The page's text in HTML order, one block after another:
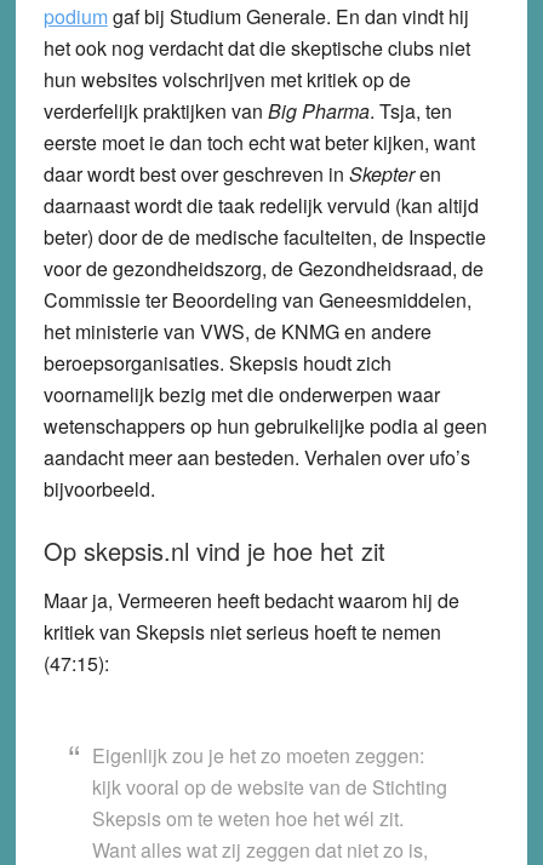
podiumgaf bij Studium Generale. En dan vindt hij
het ook nog verdacht dat die skeptische clubs niet
hun websites volschrijven met kritiek op de
verderfelijk praktijken van Big Pharma. Tsja, ten
eerste moet ie dan toch echt wat beter kijken, want
daar wordt best over geschreven in Skepteren
daarnaast wordt die taak redelijk vervuld (kan altijd
beter) door de de medische faculteiten, de Inspectie
voor de gezondheidszorg, de Gezondheidsraad, de
Commissie ter Beoordeling van Geneesmiddelen,
het ministerie van VWS, de KNMG en andere
beroepsorganisaties. Skepsis houdt zich
voornamelijk bezig met die onderwerpen waar
wetenschappers op hun gebruikelijke podia al geen
aandacht meer aan besteden. Verhalen over ufo’s
bijvoorbeeld.
Op skepsis.nl vind je hoe het zit
Maar ja, Vermeeren heeft bedacht waarom hij de
kritiek van Skepsis niet serieus hoeft te nemen
(47:15):
Eigenlijk zou je het zo moeten zeggen:
kijk vooral op de website van de Stichting
Skepsis om te weten hoe het wél zit.
Want alles wat zij zeggen dat niet zo is,